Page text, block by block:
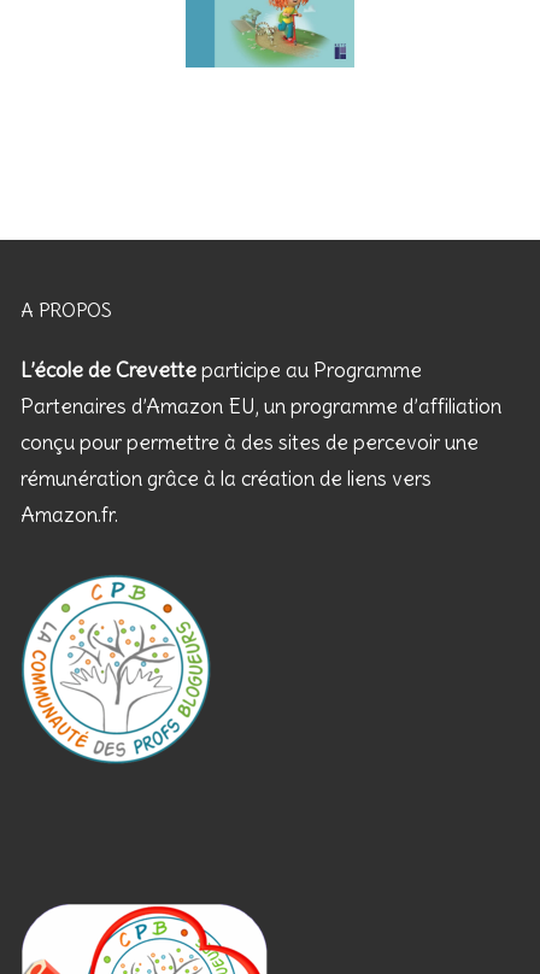
A PROPOS
L’école de Crevetteparticipe au Programme
Partenaires d’Amazon EU, un programme d’affiliation
conçu pour permettre à des sites de percevoir une
rémunération grâce à la création de liens vers
Amazon.fr.